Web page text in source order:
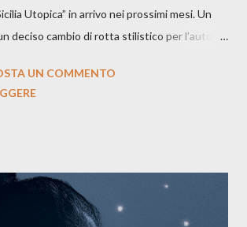
Utopica” in arrivo nei prossimi mesi. Un
deciso cambio di rotta stilistico per l’autore
e siciliano, e un’urgenza espressiva che
la difficoltà di creare, e perfino di esistere,
Ma lo fa cercando una via d’uscita, una
UN COMMENTO